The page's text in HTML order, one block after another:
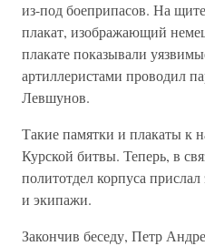
из-под боеприпасов. На
плакат, изображающий
плакате показывали
артиллеристами проводил
Левшунов.
Такие памятки и плакаты к
Курской битвы. Теперь, в
политотдел корпуса
и экипажи.
Закончив беседу, Петр